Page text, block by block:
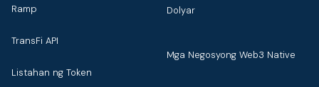
Ramp
TransFi API
Listahan ng Token
Dolyar
Mga Negosyong Web3 Native